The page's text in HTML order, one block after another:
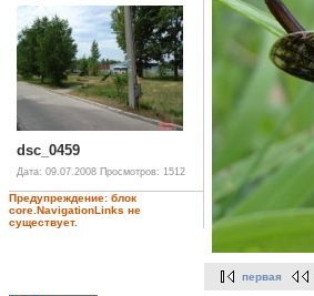
dsc_0459
Дата: 09.07.2008 Просмотров: 1512
Предупреждение: блок
core.NavigationLinks не
существует.
первая